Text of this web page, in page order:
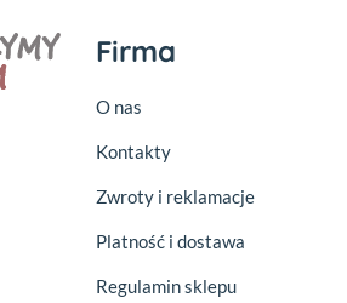
Firma
O nas
Kontakty
Zwroty i reklamacje
Platność i dostawa
Regulamin sklepu